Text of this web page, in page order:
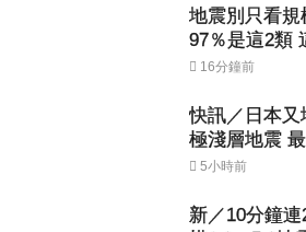
地震別只看
97％是這2類
16分鐘前
快訊／日本
極淺層地震
5小時前
新／10分鐘